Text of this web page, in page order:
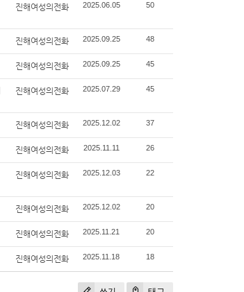
진해여성의전화 2025.06.05 50
진해여성의전화 2025.09.25 48
진해여성의전화 2025.09.25 45
진해여성의전화 2025.07.29 45
진해여성의전화 2025.12.02 37
진해여성의전화 2025.11.11 26
진해여성의전화 2025.12.03 22
진해여성의전화 2025.12.02 20
진해여성의전화 2025.11.21 20
진해여성의전화 2025.11.18 18